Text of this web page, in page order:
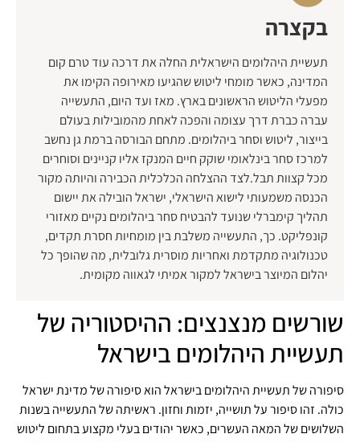
בקצרה
תעשיית היהלומים הישראלית החלה את דרכה עוד טרם קום
המדינה, כאשר מומחי ליטוש שהגיעו מאירופה הקימו את
מפעלי הליטוש הראשונים בארץ. מאז ועד היום, התעשייה
עברה כברת דרך עצומה והפכה לאחת מהמובילות בעולם
בייצור, ליטוש וסחר ביהלומים. מתחם הבורסה ברמת גן נחשב
למרכז סחר בינלאומי שוקק חיים המנקז אליו קניינים וסוחרים
מכל קצוות תבל.לצד ההצלחה הכלכלית הכבירה והיותה מקור
הכנסה משמעותי לישוא הישראלי, ישראל הובילה את יישום
תהליך קימברלי שנועד להבטיח סחר ביהלומים נקיים מאזורי
קונפליקט. כך, התעשייה משלבת בין מומחיות חסרת תקדים,
טכנולוגיה מתקדמת ואחריות מוסרית גלובלית, מה שהופך כל
יהלום המיוצר בישראל למקור אמיתי לגאווה מקומית.
שורשים מנצנצים: ההיסטוריה של
תעשיית היהלומים בישראל
סיפורה של תעשיית היהלומים בישראל הוא סיפורה של מדינת ישראל
כולה. זהו סיפור על תושייה, יזמות וחזון. ראשיתה של התעשייה בשנות
השלושים של המאה העשרים, כאשר יהודים בעלי מקצוע בתחום ליטוש